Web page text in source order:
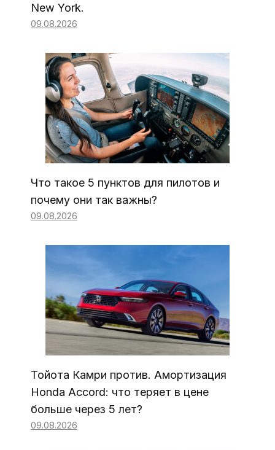
New York.
09.08.2026
Что такое 5 пунктов для пилотов и
почему они так важны?
09.08.2026
Тойота Камри против. Амортизация
Honda Accord: что теряет в цене
больше через 5 лет?
09.08.2026